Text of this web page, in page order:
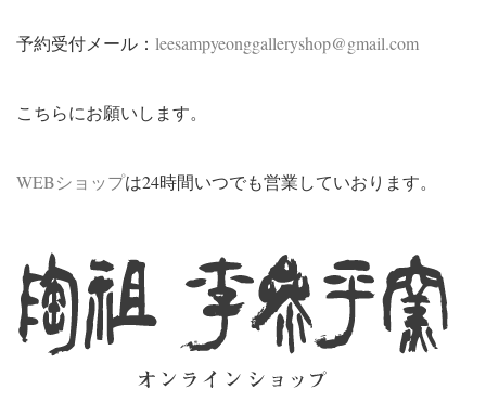
予約受付メール： leesampyeonggalleryshop@gmail.com
こちらにお願いします。
WEBショップは24時間いつでも営業していおります。